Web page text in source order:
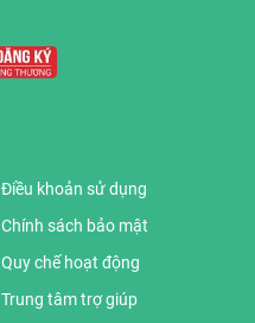
Điều khoản sử dụng
Chính sách bảo mật
Quy chế hoạt động
Trung tâm trợ giúp